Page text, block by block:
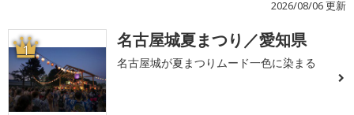
2026/08/06 更新
1 名古屋城夏まつり／愛知県
名古屋城が夏まつりムード一色に染まる